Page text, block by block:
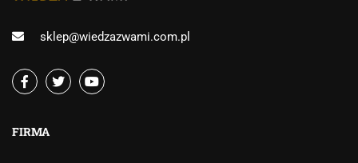
sklep@wiedzazwami.com.pl
FIRMA